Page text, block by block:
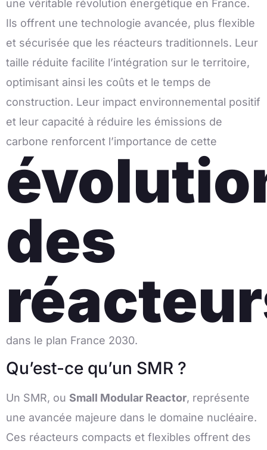
une véritable révolution énergétique en France.
Ils offrent une technologie avancée, plus flexible
et sécurisée que les réacteurs traditionnels. Leur
taille réduite facilite l’intégration sur le territoire,
optimisant ainsi les coûts et le temps de
construction. Leur impact environnemental positif
et leur capacité à réduire les émissions de
carbone renforcent l’importance de cette
des
dans le plan France 2030.
Qu’est-ce qu’un SMR ?
Un SMR, ou Small Modular Reactor, représente
une avancée majeure dans le domaine nucléaire.
Ces réacteurs compacts et flexibles offrent des